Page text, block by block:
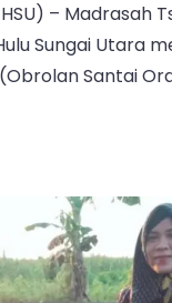
– Madrasah
Sungai Utara
(Obrolan Santai